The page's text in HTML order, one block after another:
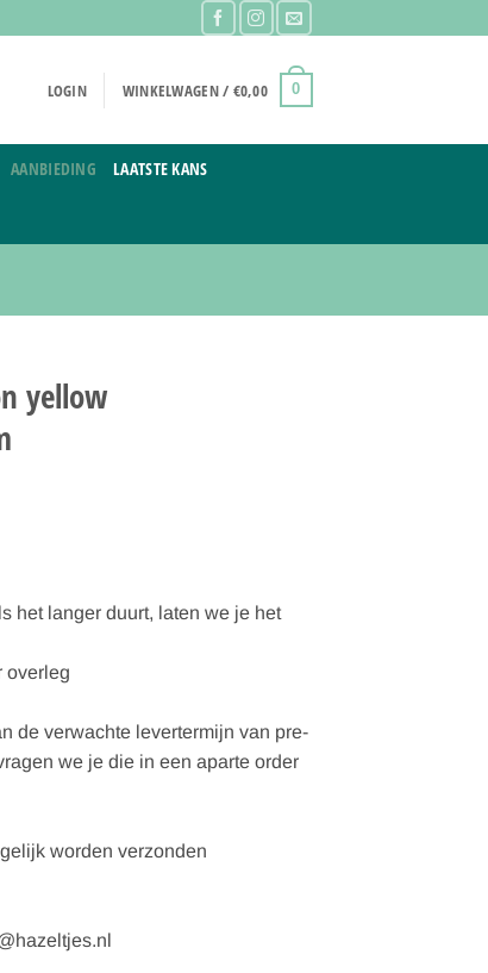
LOGIN WINKELWAGEN / €0,00 0
AANBIEDING LAATSTE KANS
yellow
het langer duurt, laten we je het
overleg
de verwachte levertermijn van pre-
we je die in een aparte order
worden verzonden